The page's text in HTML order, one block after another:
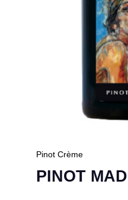
Pinot Crème
PINOT